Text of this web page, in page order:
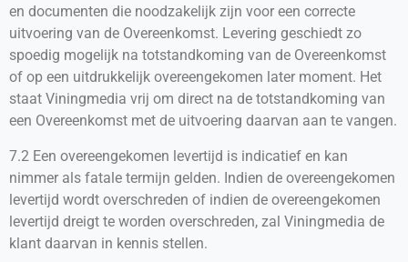
en documenten die noodzakelijk zijn voor een correcte
uitvoering van de Overeenkomst. Levering geschiedt zo
spoedig mogelijk na totstandkoming van de Overeenkomst
of op een uitdrukkelijk overeengekomen later moment. Het
staat Viningmedia vrij om direct na de totstandkoming van
een Overeenkomst met de uitvoering daarvan aan te vangen.
7.2 Een overeengekomen levertijd is indicatief en kan
nimmer als fatale termijn gelden. Indien de overeengekomen
levertijd wordt overschreden of indien de overeengekomen
levertijd dreigt te worden overschreden, zal Viningmedia de
klant daarvan in kennis stellen.